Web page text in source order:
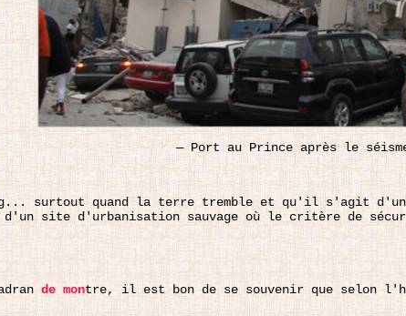
— Port au Prince après le
surtout quand la terre tremble et qu'il s'agit d'un
site d'urbanisation sauvage où le critère de
de montre, il est bon de se souvenir que selon